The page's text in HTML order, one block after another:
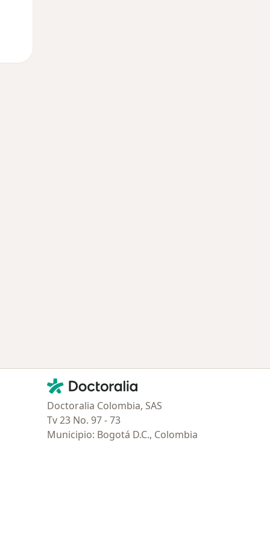
Contacto
Doctoralia - Página de inicio
Doctoralia Colombia, SAS
Tv 23 No. 97 - 73
Municipio: Bogotá D.C., Colombia